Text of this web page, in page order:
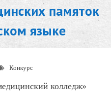
памяток
языке
Конкурс
колледж»